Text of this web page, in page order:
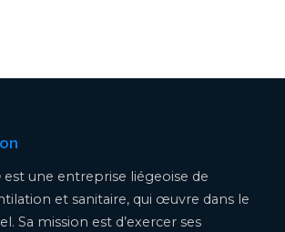
est une entreprise liégeoise de
et sanitaire, qui œuvre dans le
Sa mission est d’exercer ses